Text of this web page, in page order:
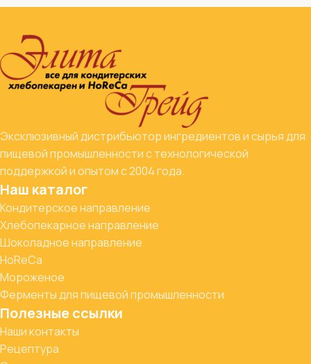
Эксклюзивный дистрибьютор ингредиентов и сырья для
пищевой промышленности с технологической
поддержкой и опытом с 2004 года.
Наш каталог
Кондитерское направление
Хлебопекарное направление
Шоколадное направление
HoReCa
Мороженое
Ферменты для пищевой промышленности
Полезные ссылки
Наши контакты
Рецептура